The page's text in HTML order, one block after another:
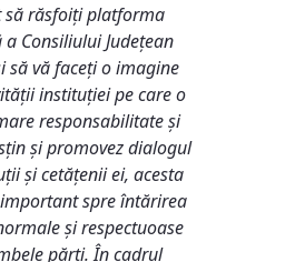
răsfoiți platforma
Consiliului Județean
să vă faceți o imagine
instituției pe care o
responsabilitate și
și promovez dialogul
și cetățenii ei, acesta
spre întărirea
și respectuoase
părți. În cadrul